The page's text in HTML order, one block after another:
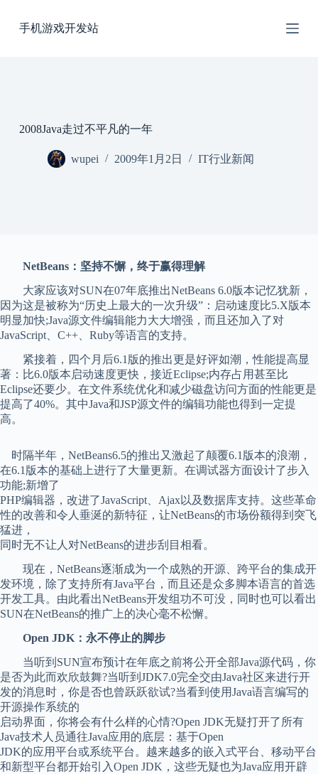
过
手机游戏开发站
2008Java走过不平凡的一年
wupei 2009年1月2日 IT行业新闻
NetBeans：坚持不懈，终于赢得理解
大家应该对SUN在07年底推出NetBeans 6.0版本记忆犹新，
因为这是被称为“历史上最大的一次升级”：启动速度比5.X版本
明显加快;Java源文件编辑能力大大增强，而且还加入了对
JavaScript、C++、Ruby等语言的支持。
紧接着，四个月后6.1版的推出更是好评如潮，性能提高显
著：比6.0版本启动速度更快，接近Eclipse;内存占用甚至比
Eclipse还要少。在文件系统优化和减少磁盘访问方面的性能更是
提高了40%。其中Java和JSP源文件的编辑功能也得到一定提
高。
时隔半年，NetBeans6.5的推出又激起了颠覆6.1版本的浪潮，
在6.1版本的基础上进行了大量更新。在调试器方面设计了步入
功能;新增了
PHP编辑器，改进了JavaScript、Ajax以及数据库支持。这些革命
性的改善和令人垂涎的新特征，让NetBeans的市场份额得到突飞
猛进，
同时无不让人对NetBeans的进步刮目相看。
现在，NetBeans逐渐成为一个成熟的开源、跨平台的集成开
发环境，除了支持所有Java平台，而且还是众多脚本语言的首选
开发工具。由此看出NetBeans开发组功不可没，同时也可以看出
SUN在NetBeans的推广上的决心毫不松懈。
Open JDK：永不停止的脚步
当听到SUN宣布预计在年底之前将公开全部Java源代码，你
是否为此而欢欣鼓舞?当听到JDK7.0完全交由Java社区来进行开
发的消息时，你是否也曾跃跃欲试?当看到使用Java语言编写的
开源操作系统的
启动界面，你将会有什么样的心情?Open JDK无疑打开了所有
Java技术人员通往Java应用的底层：基于Open
JDK的应用平台或系统平台。越来越多的嵌入式平台、移动平台
和新型平台都开始引入Open JDK，这些无疑也为Java应用开辟